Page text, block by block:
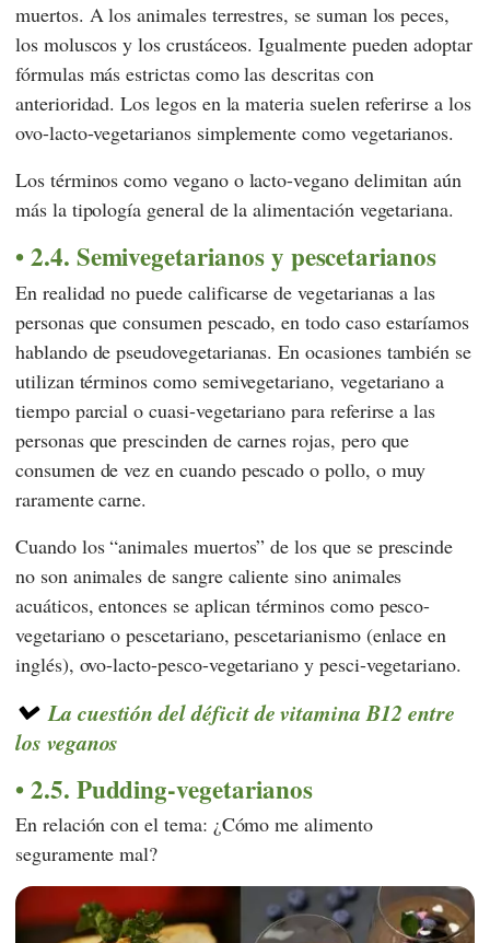
muertos. A los animales terrestres, se suman los peces,
los moluscos y los crustáceos. Igualmente pueden adoptar
fórmulas más estrictas como las descritas con
anterioridad. Los legos en la materia suelen referirse a los
ovo-lacto-vegetarianos simplemente como vegetarianos.
Los términos como vegano o lacto-vegano delimitan aún
más la tipología general de la alimentación vegetariana.
2.4. Semivegetarianos y pescetarianos
En realidad no puede calificarse de vegetarianas a las
personas que consumen pescado, en todo caso estaríamos
hablando de pseudovegetarianas. En ocasiones también se
utilizan términos como semivegetariano, vegetariano a
tiempo parcial o cuasi-vegetariano para referirse a las
personas que prescinden de carnes rojas, pero que
consumen de vez en cuando pescado o pollo, o muy
raramente carne.
Cuando los “animales muertos” de los que se prescinde
no son animales de sangre caliente sino animales
acuáticos, entonces se aplican términos como pesco-
vegetariano o pescetariano, pescetarianismo (enlace en
inglés), ovo-lacto-pesco-vegetariano y pesci-vegetariano.
La cuestión del déficit de vitamina B12 entre
los veganos
2.5. Pudding-vegetarianos
En relación con el tema: ¿Cómo me alimento
seguramente mal?